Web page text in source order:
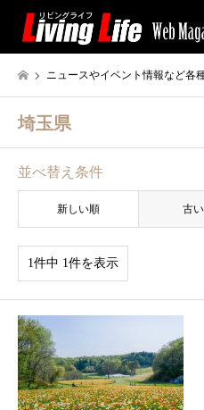
ニュースやイベント情報など各
埼玉県
並べ替え条件
新しい順 古
1件中 1件を表示